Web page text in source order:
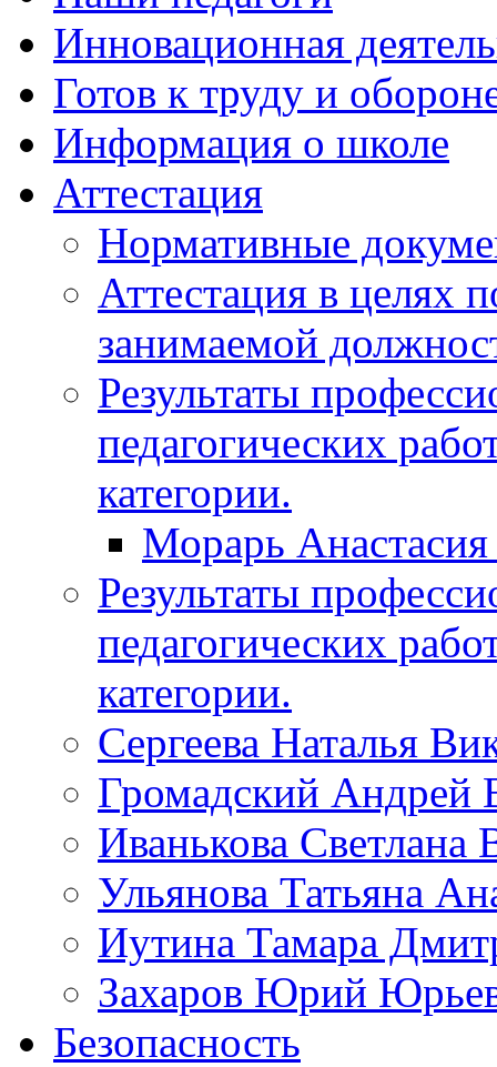
Инновационная
Готов к труду и
Информация о школе
Аттестация
Нормативные
Аттестация в целях
занимаемой
Результаты
педагогических
категории.
Морарь Анастасия
Результаты
педагогических
категории.
Сергеева Наталья
Громадский Андрей
Иванькова Светлана
Ульянова Татьяна
Иутина Тамара
Захаров Юрий
Безопасность